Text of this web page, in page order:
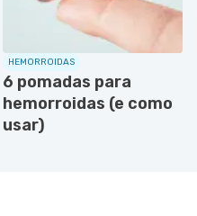
HEMORROIDAS
6 pomadas para
hemorroidas (e como
usar)